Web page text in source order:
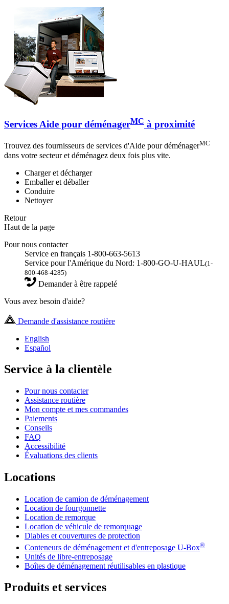
Services Aide pour déménagerMC à proximité
Trouvez des fournisseurs de services d'Aide pour déménagerMC
dans votre secteur et déménagez deux fois plus vite.
Charger et décharger
Emballer et déballer
Conduire
Nettoyer
Retour
Haut de la page
Pour nous contacter
Service en français 1-800-663-5613
Service pour l'Amérique du Nord: 1-800-GO-U-HAUL(1-
800-468-4285)
Demander à être rappelé
Vous avez besoin d'aide?
Demande d'assistance routière
English
Español
Service à la clientèle
Pour nous contacter
Assistance routière
Mon compte et mes commandes
Paiements
Conseils
FAQ
Accessibilité
Évaluations des clients
Locations
Location de camion de déménagement
Location de fourgonnette
Location de remorque
Location de véhicule de remorquage
Diables et couvertures de protection
Conteneurs de déménagement et d'entreposage U-Box®
Unités de libre-entreposage
Boîtes de déménagement réutilisables en plastique
Produits et services